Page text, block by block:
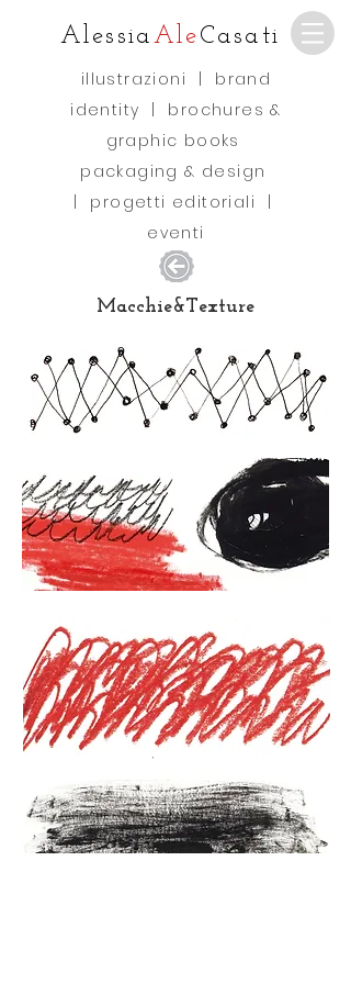
AlessiaAleCasati
illustrazioni
brand
identity
brochures &
graphic books
packaging & design
progetti editoriali
eventi
Macchie&Texture